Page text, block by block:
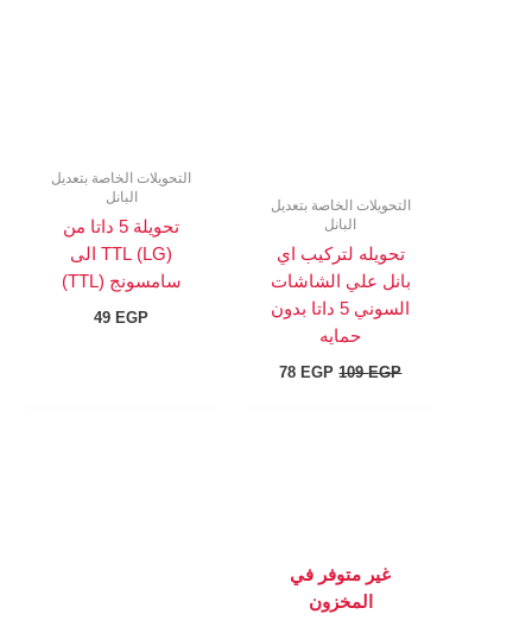
التحويلات الخاصة بتعديل
البانل
تحويله لتركيب اي
بانل علي الشاشات
السوني 5 داتا بدون
حمايه
109EGP
78 EGP
التحويلات الخاصة بتعديل
البانل
تحويلة 5 داتا من
(LG) TTL الى
سامسونج (TTL)
49 EGP
غير متوفر في
المخزون